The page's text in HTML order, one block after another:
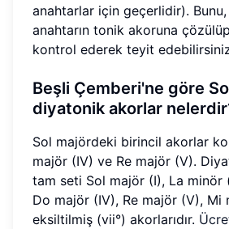
anahtarlar için geçerlidir). Bunu,
anahtarın tonik akoruna
kontrol ederek teyit
Beşli Çemberi'ne göre
diyatonik akorlar
Sol majördeki birincil akorlar
majör (IV) ve Re majör (V).
tam seti Sol majör (I), La minör
Do majör (IV), Re majör (V), Mi
eksiltilmiş (vii°) akorlarıdır.